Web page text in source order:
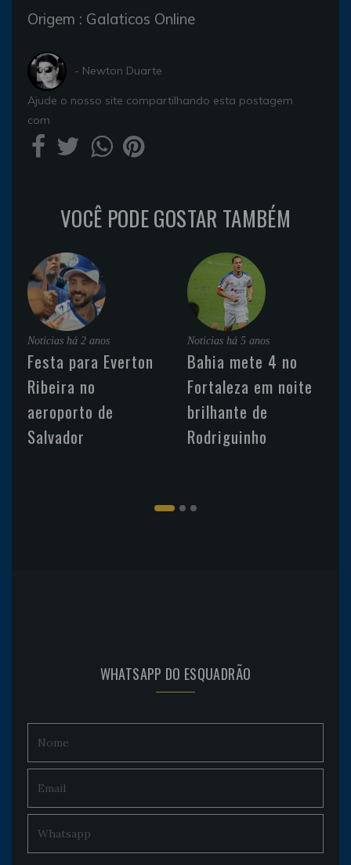
Origem : Galaticos Online
- Newton Duarte
Ajude o nosso site compartilhando esta postagem
com
VOCÊ PODE GOSTAR TAMBÉM
Noticias há 2 anos
Festa para Everton
Ribeira no
aeroporto de
Salvador
Noticias há 5 anos
Bahia mete 4 no
Fortaleza em noite
brilhante de
Rodriguinho
WHATSAPP DO ESQUADRÃO